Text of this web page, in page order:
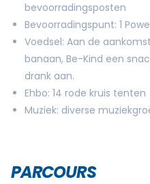
bevoorradingsposten
Bevoorradingspunt: 1
Voedsel: Aan de
banaan, Be-Kind een
drank aan.
Ehbo: 14 rode kruis tenten
Muziek: diverse
PARCOURS